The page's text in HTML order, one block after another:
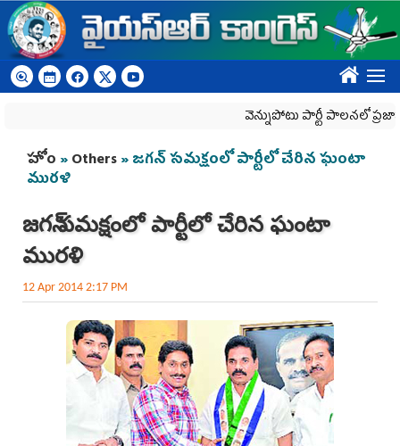
Skip to main content
????
వెన్నుపోటు పార్టీ పాలనలో
You are here
హోం »Others» జగన్‌ సమక్షంలో పార్టీలో చేరిన ఘంటా
మురళి
జగన్‌ సమక్షంలో పార్టీలో చేరిన ఘంటా
మురళి
12 Apr 2014 2:17 PM